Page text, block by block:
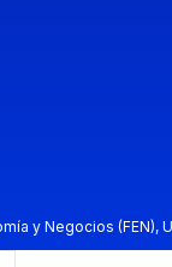
y Negocios (FEN),